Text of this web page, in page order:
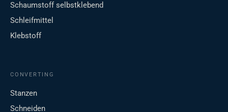
Schaumstoff selbstklebend
Schleifmittel
Klebstoff
CONVERTING
Stanzen
Schneiden